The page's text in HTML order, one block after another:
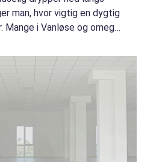
man, hvor vigtig en dygtig
Mange i Vanløse og omegn
Vanlø...